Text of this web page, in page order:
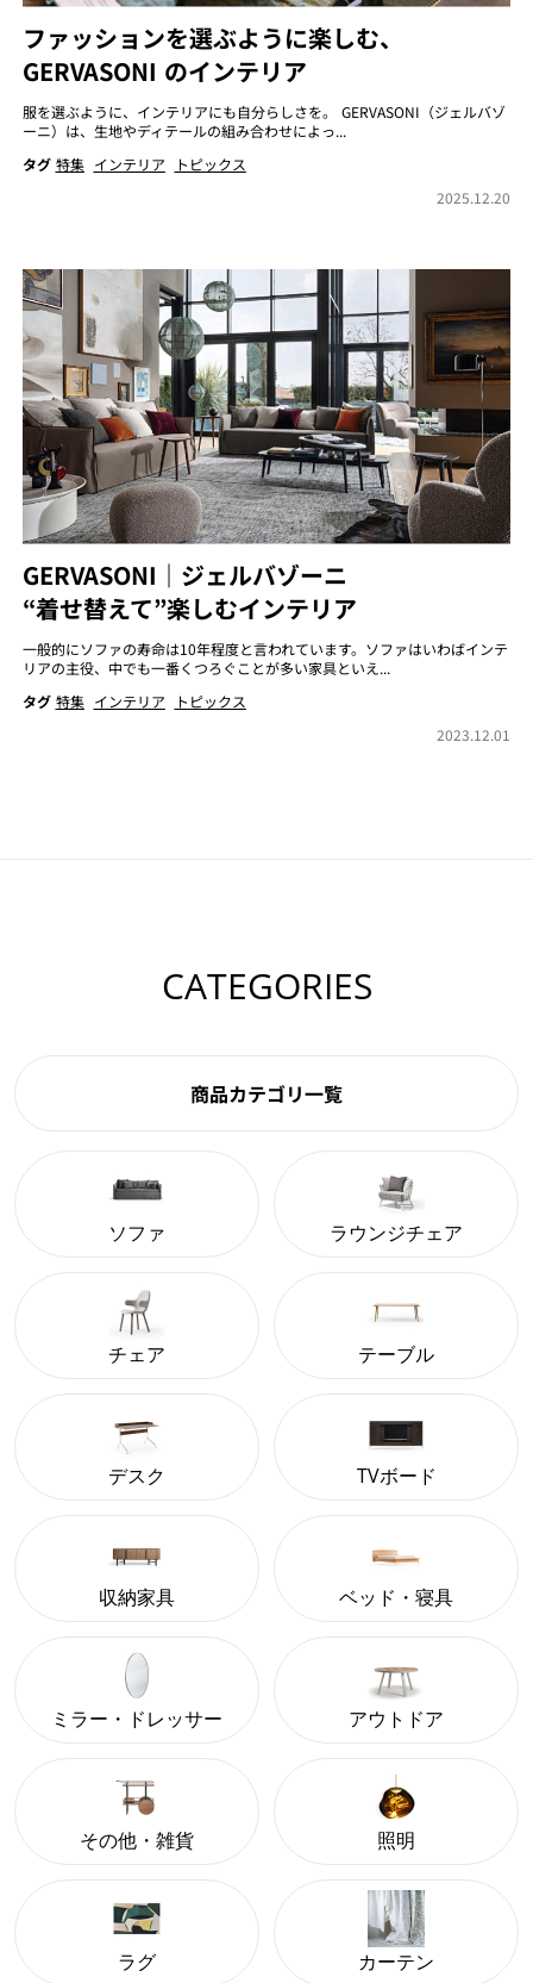
ファッションを選ぶように楽しむ、
GERVASONI のインテリア
服を選ぶように、インテリアにも自分らしさを。 GERVASONI（ジェルバゾ
ーニ）は、生地やディテールの組み合わせによっ...
タグ 特集 インテリア
トピックス
2025.12.20
GERVASONI｜ジェルバゾーニ
“着せ替えて”楽しむインテリア
一般的にソファの寿命は10年程度と言われています。ソファはいわばインテ
リアの主役、中でも一番くつろぐことが多い家具といえ...
タグ 特集 インテリア
トピックス
2023.12.01
CATEGORIES
商品カテゴリ一覧
ソファ ラウンジチェア
チェア テーブル
デスク TVボード
収納家具 ベッド・寝具
ミラー・ドレッサー アウトドア
その他・雑貨 照明
ラグ カーテン